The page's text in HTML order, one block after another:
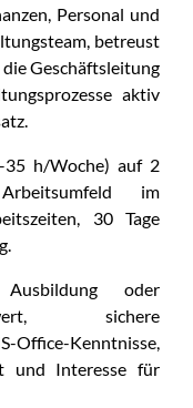
Personal und
betreust
Geschäftsleitung
aktiv
h/Woche) auf 2
im
30 Tage
oder
sichere
Kenntnisse,
und Interesse für